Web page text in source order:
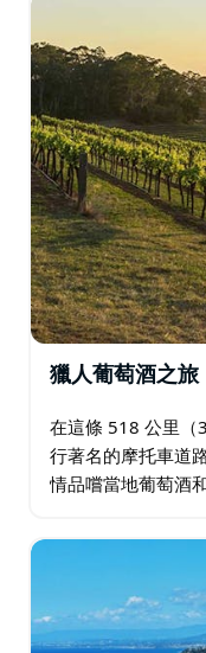
獵人葡萄酒之旅
在這條 518 公里（
行著名的摩托車道
情品嚐當地葡萄酒